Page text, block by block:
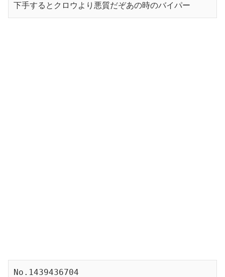
下手するとクロウより悪質だぞあの時のバイパー
No.1439436704